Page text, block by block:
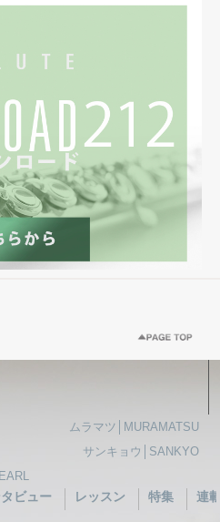
ムラマツ│MURAMATSU
サンキョウ│SANKYO
ビュー レッスン 特集 連